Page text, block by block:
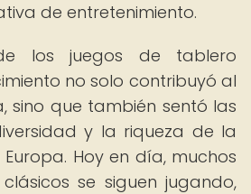
de entretenimiento.
los juegos de tablero
no solo contribuyó al
sino que también sentó las
y la riqueza de la
Hoy en día, muchos
se siguen jugando,